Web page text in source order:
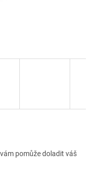
pomůže doladit váš